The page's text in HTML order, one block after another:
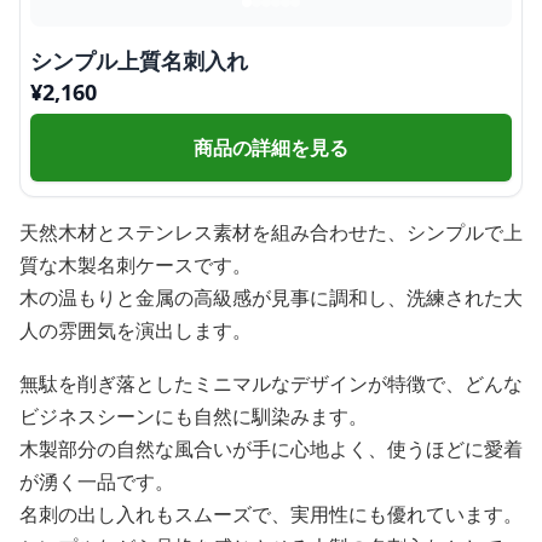
シンプル上質名刺入れ
¥2,160
商品の詳細を見る
天然木材とステンレス素材を組み合わせた、シンプルで上
質な木製名刺ケースです。
木の温もりと金属の高級感が見事に調和し、洗練された大
人の雰囲気を演出します。
無駄を削ぎ落としたミニマルなデザインが特徴で、どんな
ビジネスシーンにも自然に馴染みます。
木製部分の自然な風合いが手に心地よく、使うほどに愛着
が湧く一品です。
名刺の出し入れもスムーズで、実用性にも優れています。